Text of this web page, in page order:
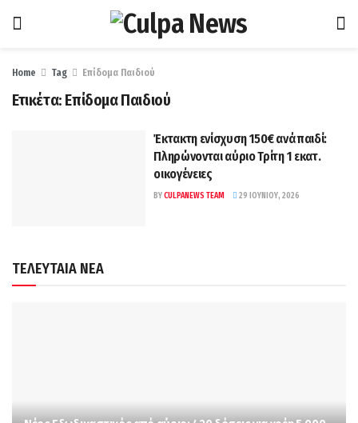
Home Tag Επίδομα Παιδιού
Ετικέτα: Επίδομα Παιδιού
Έκτακτη ενίσχυση 150€ ανά παιδί:
Πληρώνονται αύριο Τρίτη 1 εκατ.
οικογένειες
BYCULPANEWS TEAM 29 ΙΟΥΝΊΟΥ, 2026
ΤΕΛΕΥΤΑΙΑ ΝΕΑ